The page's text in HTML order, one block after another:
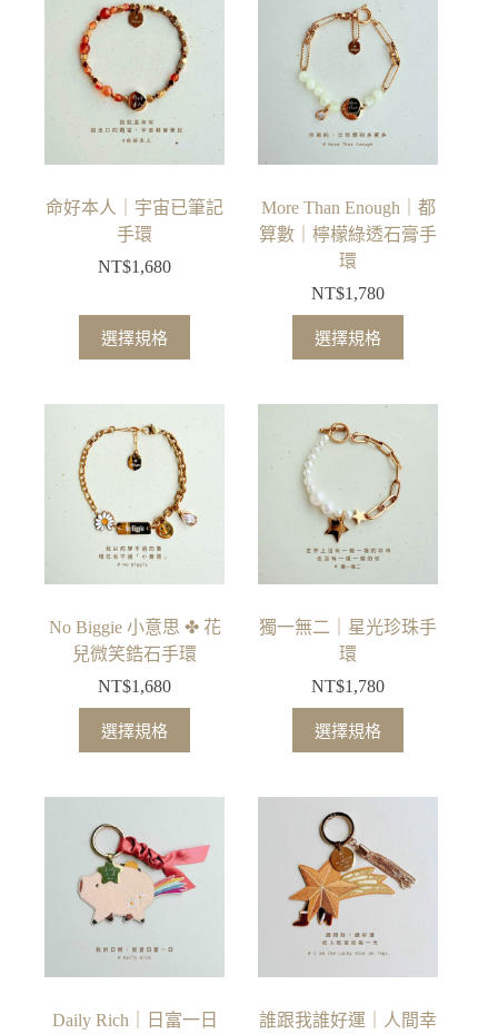
多
式。
可
在
品
頁
面
選
項
多
種
式。
可
在
品
頁
面
選
選
項
命好本人｜宇宙已筆記
手環
NT$1,680
選擇規格
此
產
有
多
種
式。
可
在
品
頁
面
擇
選
More Than Enough｜都
算數｜檸檬綠透石膏手
環
NT$1,780
選擇規格
此
產
有
多
式。
在
品
頁
面
擇
選
No Biggie 小意思 ✤ 花
兒微笑鋯石手環
NT$1,680
選擇規格
此
產
有
種
款
式。
在
品
獨一無二｜星光珍珠手
環
NT$1,780
選擇規格
此
產
有
多
種
款
可
品
Daily Rich｜日富一日 誰跟我誰好運｜人間幸